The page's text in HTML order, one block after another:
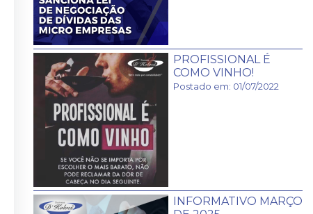
PROFISSIONAL É
COMO VINHO!
Postado em: 01/07/2022
INFORMATIVO MARÇO